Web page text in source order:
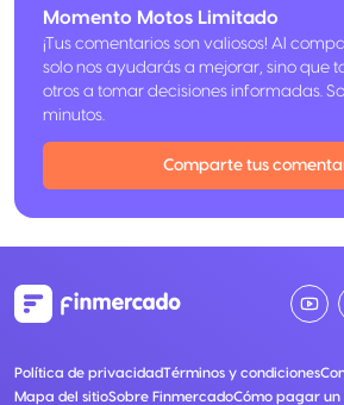
Momento Motos Limitado
¡Tus comentarios son valiosos! Al
solo nos ayudarás a mejorar, sino que
otros a tomar decisiones informadas.
minutos.
Comparte tus
Política de privacidadTérminos y condiciones
Mapa del sitioSobre FinmercadoCómo pagar un